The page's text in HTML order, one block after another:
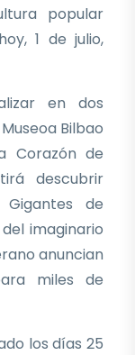
popular
1 de julio,
en dos
Bilbao
Corazón de
descubrir
de
imaginario
anuncian
miles de
los días 25